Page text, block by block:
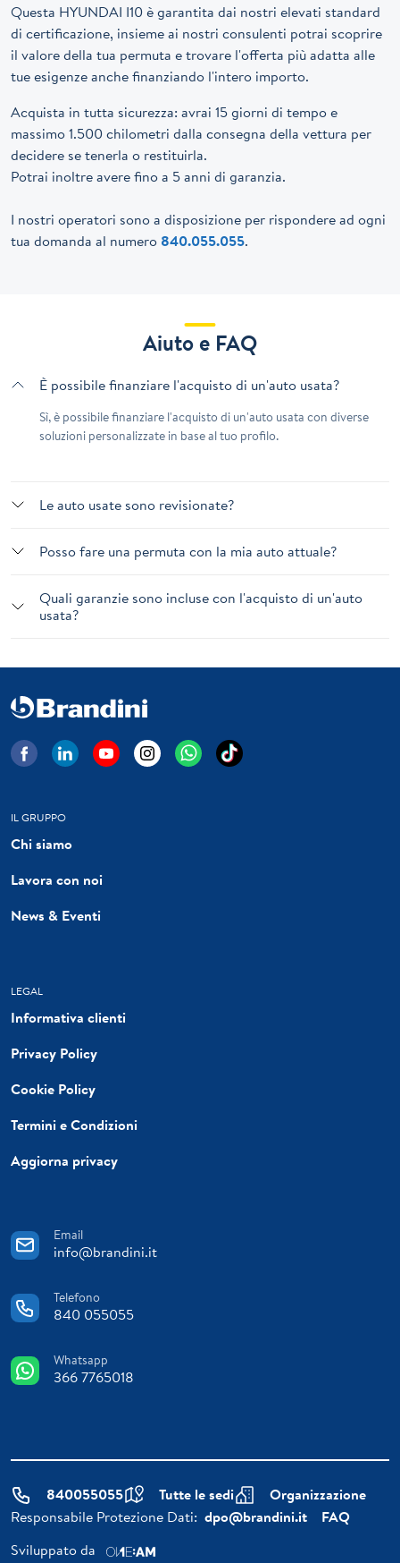
Questa HYUNDAI I10 è garantita dai nostri elevati standard
di certificazione, insieme ai nostri consulenti potrai scoprire
il valore della tua permuta e trovare l'offerta più adatta alle
tue esigenze anche finanziando l'intero importo.
Acquista in tutta sicurezza: avrai 15 giorni di tempo e
massimo 1.500 chilometri dalla consegna della vettura per
decidere se tenerla o restituirla.
Potrai inoltre avere fino a 5 anni di garanzia.
I nostri operatori sono a disposizione per rispondere ad ogni
tua domanda al numero 840.055.055.
Aiuto e FAQ
È possibile finanziare l'acquisto di un'auto usata?
Sì, è possibile finanziare l'acquisto di un'auto usata con diverse
soluzioni personalizzate in base al tuo profilo.
Le auto usate sono revisionate?
Posso fare una permuta con la mia auto attuale?
Quali garanzie sono incluse con l'acquisto di un'auto
usata?
IL GRUPPO
Chi siamo
Lavora con noi
News & Eventi
LEGAL
Informativa clienti
Privacy Policy
Cookie Policy
Termini e Condizioni
Aggiorna privacy
Email
info@brandini.it
Telefono
840 055055
Whatsapp
366 7765018
840055055 Tutte le sedi
Organizzazione
Responsabile Protezione Dati: dpo@brandini.it
FAQ
Sviluppato da